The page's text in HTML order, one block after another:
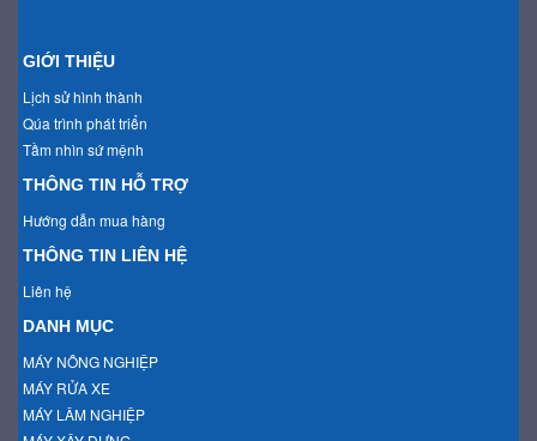
GIỚI THIỆU
Lịch sử hình thành
Qúa trình phát triển
Tầm nhìn sứ mệnh
THÔNG TIN HỖ TRỢ
Hướng dẫn mua hàng
THÔNG TIN LIÊN HỆ
Liên hệ
DANH MỤC
MÁY NÔNG NGHIỆP
MÁY RỬA XE
MÁY LÂM NGHIỆP